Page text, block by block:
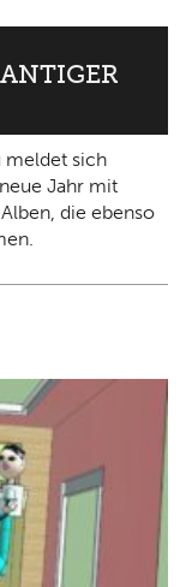
W
meldet sich
Jahr mit
die ebenso